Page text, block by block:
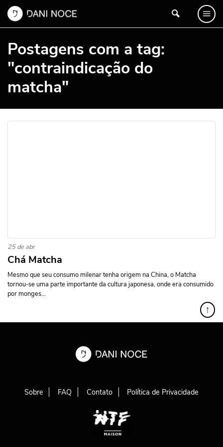
Postagens com a tag:
"contraindicação do
matcha"
25 de abr
Chá Matcha
Mesmo que seu consumo milenar tenha origem na China, o Matcha
tornou-se uma parte importante da cultura japonesa, onde era consumido
por monges...
↑
Sobre FAQ Contato Política de Privacidade